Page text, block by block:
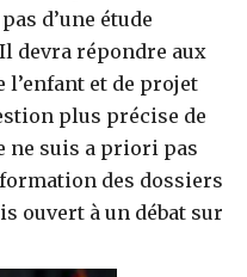
d’une étude
devra répondre aux
l’enfant et de projet
plus précise de
ne suis a priori pas
des dossiers
ouvert à un débat sur